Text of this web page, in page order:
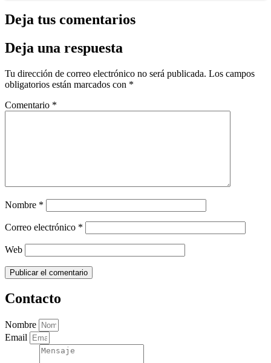
Deja tus comentarios
Deja una respuesta
Tu dirección de correo electrónico no será publicada. Los campos
obligatorios están marcados con *
Comentario *
Nombre *
Correo electrónico *
Web
Contacto
Nombre
Email